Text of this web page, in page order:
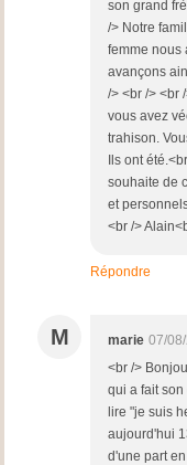
son grand
/> Notre
femme nous
avançons
/> <br /> <br
vous avez
trahison.
Ils ont
souhaite de
et
<br />
Répondre
M marie 07/
<br />
qui a fait
lire "je suis
aujourd'hui
d'une part